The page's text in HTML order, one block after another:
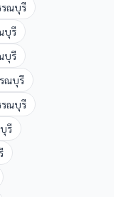
ณบุรี
บุรี
บุรี
ณบุรี
ณบุรี
รี